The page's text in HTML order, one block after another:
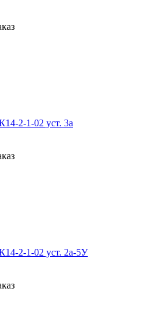
2-1-02 уст. 3а
2-1-02 уст. 2а-5У